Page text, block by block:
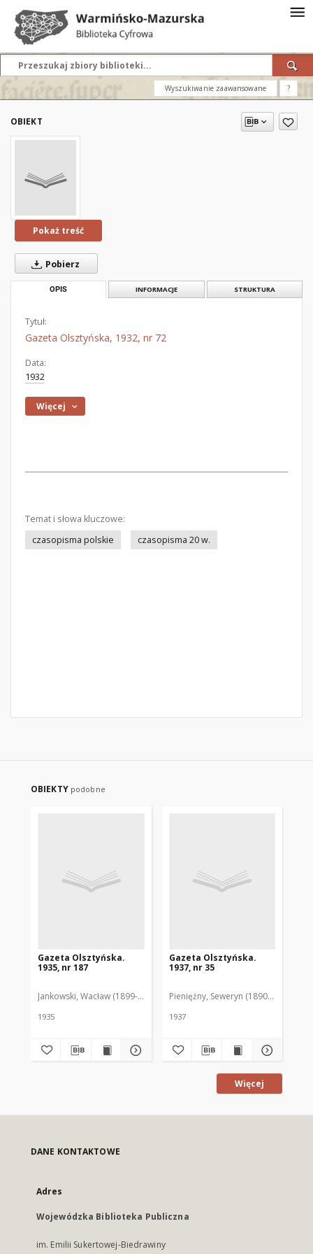
Wyszukiwanie zaawansowane ?
OBIEKT
Pokaż treść
Pobierz
OPIS INFORMACJE STRUKTURA
Tytuł:
Gazeta Olsztyńska, 1932, nr 72
Data:
1932
Więcej
Temat i słowa kluczowe:
czasopisma polskie
czasopisma 20 w.
OBIEKTY podobne
Gazeta Olsztyńska.
1935, nr 187
Jankowski, Wacław (1899-1975). Red.
1935
Gazeta Olsztyńska.
1937, nr 35
Pieniężny, Seweryn (1890-1940). Red.
1937
Więcej
DANE KONTAKTOWE
Adres
Wojewódzka Biblioteka Publiczna
im. Emilii Sukertowej-Biedrawiny